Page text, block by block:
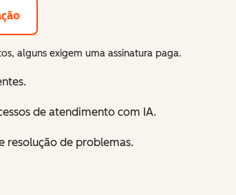
alguns exigem uma assinatura paga.
de atendimento com IA.
resolução de problemas.